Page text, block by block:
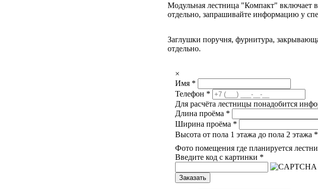
Модульная лестница "Компакт" включает
отдельно, запрашивайте информацию у
Заглушки поручня, фурнитура,
отдельно.
×
Имя *
Телефон *
Для расчёта лестницы понадобится
Длина проёма *
Ширина проёма *
Высота от пола 1 этажа до пола 2 этажа *
Фото помещения где планируется
Введите код с картинки *
Заказать